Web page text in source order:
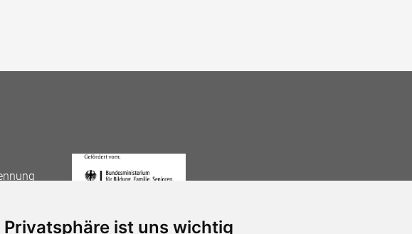
Privatsphäre ist uns wichtig